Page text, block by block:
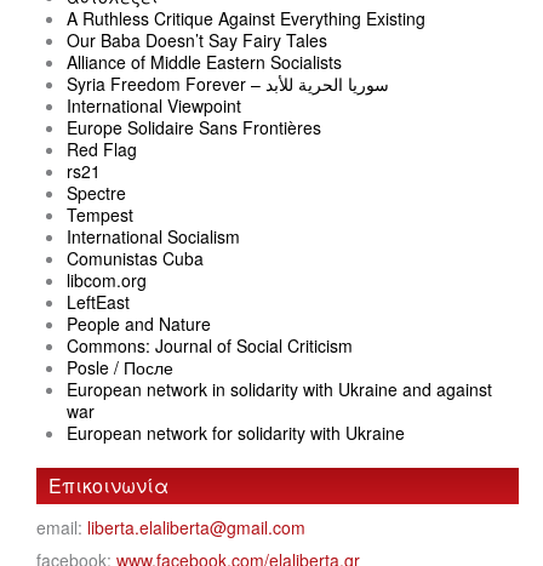
A Ruthless Critique Against Everything Existing
Our Baba Doesn’t Say Fairy Tales
Alliance of Middle Eastern Socialists
Syria Freedom Forever – سوريا الحرية للأبد
International Viewpoint
Europe Solidaire Sans Frontières
Red Flag
rs21
Spectre
Tempest
International Socialism
Comunistas Cuba
libcom.org
LeftEast
People and Nature
Commons: Journal of Social Criticism
Posle / После
European network in solidarity with Ukraine and against
war
European network for solidarity with Ukraine
Επικοινωνία
email: liberta.elaliberta@gmail.com
facebook: www.facebook.com/elaliberta.gr